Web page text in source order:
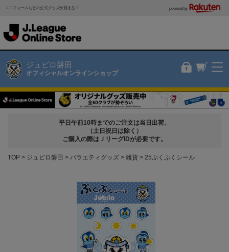
ユニフォームなどの公式グッズが買える！ powered by
ジュビロ磐田
オフィシャルオンラインショップ
平日午前10時までのご注文は当日出荷。
（土日祝日は除く）
ご購入の際はＪリーグIDが必要です。
TOP ジュビロ磐田 バラエティグッズ 雑貨 25ぷくぷくシール